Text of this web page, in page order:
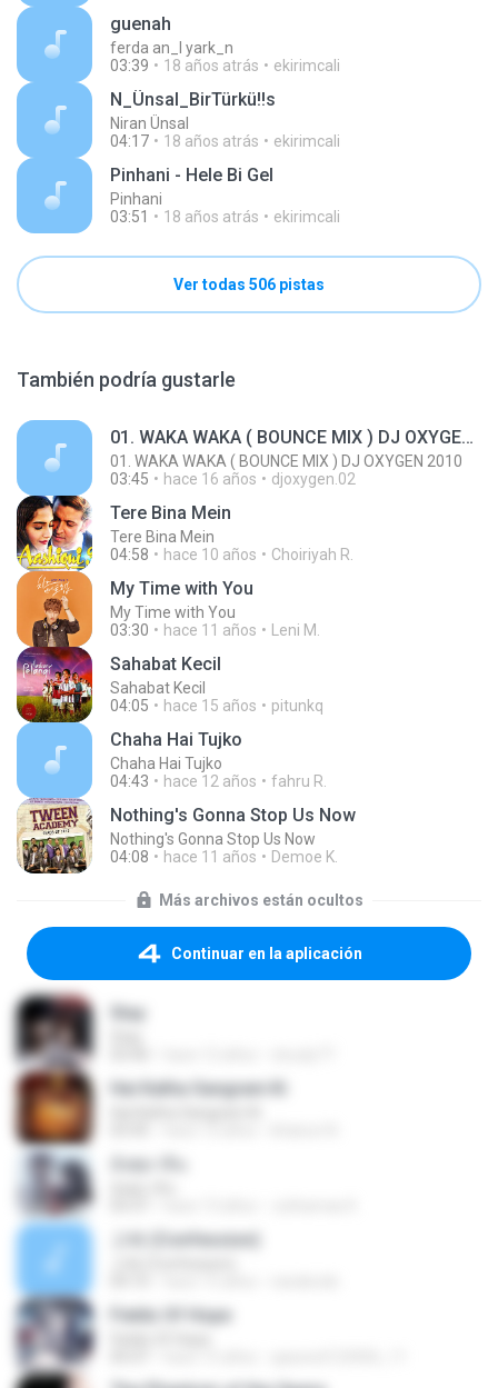
guenah
ferda an_l yark_n
03:39
18 años atrás ekirimcali
N_Ünsal_BirTürkü!!s
Niran Ünsal
04:17
18 años atrás ekirimcali
Pinhani - Hele Bi Gel
Pinhani
03:51
18 años atrás ekirimcali
Ver todas 506 pistas
También podría gustarle
01. WAKA WAKA ( BOUNCE MIX ) DJ OXYGEN 2010
01. WAKA WAKA ( BOUNCE MIX ) DJ OXYGEN 2010
03:45
hace 16 años djoxygen.02
Tere Bina Mein
Tere Bina Mein
04:58
hace 10 años Choiriyah R.
My Time with You
My Time with You
03:30
hace 11 años Leni M.
Sahabat Kecil
Sahabat Kecil
04:05
hace 15 años pitunkq
Chaha Hai Tujko
Chaha Hai Tujko
04:43
hace 12 años fahru R.
Nothing's Gonna Stop Us Now
Nothing's Gonna Stop Us Now
04:08
hace 11 años Demoe K.
Más archivos están ocultos
Continuar en la aplicación
Stay
Hai Katha Sangram Ki
อังศุมาลิน
고해 (Confession)
Fields Of Hope